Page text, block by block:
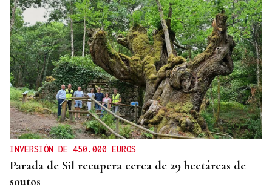
INVERSIÓN DE 450.000 EUROS
Parada de Sil recupera cerca de 29 hectáreas de
soutos